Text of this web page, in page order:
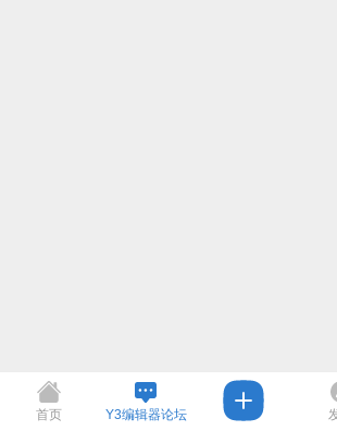
首页 Y3编辑器论坛